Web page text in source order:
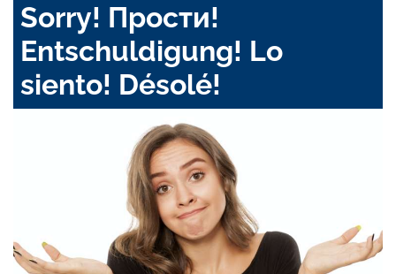
Sorry! Прости!
Entschuldigung! Lo
siento! Désolé!